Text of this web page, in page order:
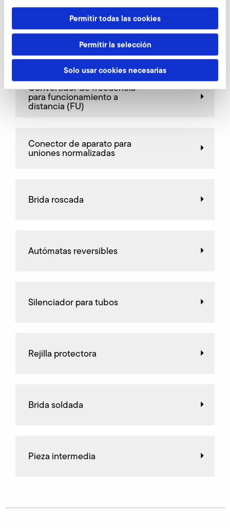
Permitir todas las cookies
Permitir la selección
Solo usar cookies necesarias
Convertidor de frecuencia
para modo de
funcionamiento montado
encima (FUK)
Convertidor de frecuencia
para funcionamiento a
distancia (FU)
Conector de aparato para
uniones normalizadas
Brida roscada
Autómatas reversibles
Silenciador para tubos
Rejilla protectora
Brida soldada
Pieza intermedia